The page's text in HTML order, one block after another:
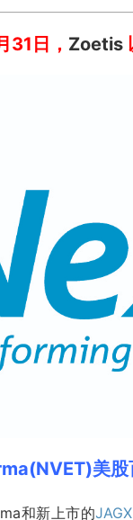
31日， Zoetis
美股
和新上市的JAGX